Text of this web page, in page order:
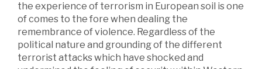
the experience of terrorism in European soil is one
of comes to the fore when dealing the
remembrance of violence. Regardless of the
political nature and grounding of the different
terrorist attacks which have shocked and